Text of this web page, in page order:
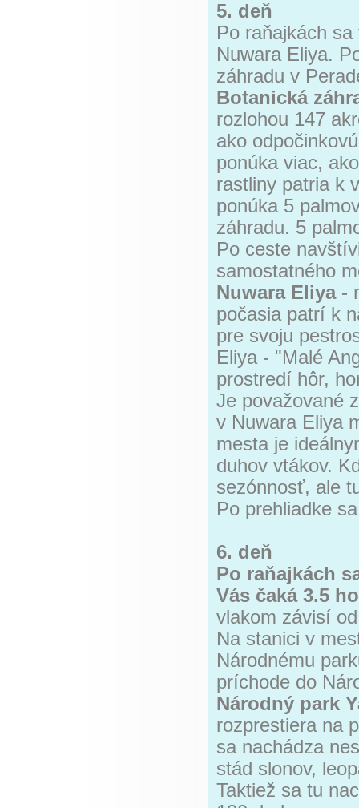
5. deň
Po raňajkách
Nuwara Eliya.
záhradu v
Botanická
rozlohou 147
ako
ponúka viac,
rastliny patria k
ponúka 5
záhradu. 5
Po ceste
samostatného
Nuwara Eliya -
počasia patrí k
pre svoju
Eliya - "Malé
prostredí hôr,
Je považované
v Nuwara Eliya
mesta je
duhov vtákov.
sezónnosť, ale
Po prehliadke
6. deň
Po raňajkách
Vás čaká 3.5
vlakom závisí
Na stanici v
Národnému
príchode do
Národný park
rozprestiera na
sa nachádza
stád slonov,
Taktiež sa tu